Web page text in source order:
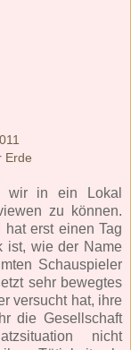
Erde
wir in ein Lokal
zu können.
erst einen Tag
ist, wie der Name
Schauspieler
sehr bewegtes
versucht hat, ihre
die Gesellschaft
nicht